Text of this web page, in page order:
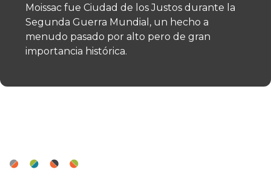
Moissac fue Ciudad de los Justos durante la
Segunda Guerra Mundial, un hecho a
menudo pasado por alto pero de gran
importancia histórica.